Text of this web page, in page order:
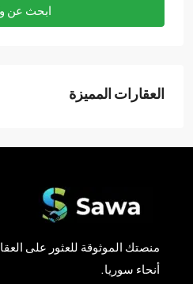
ابحث عن
العقارات المميزة
منصتك الموثوقة للعثور على
أنحاء سوريا.